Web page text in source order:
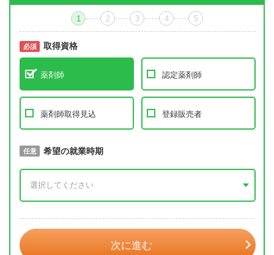
1 2 3 4 5
必須 取得資格
薬剤師 認定薬剤師
薬剤師取得見込 登録販売者
必須 取得予定年
任意 希望の就業時期
次に進む